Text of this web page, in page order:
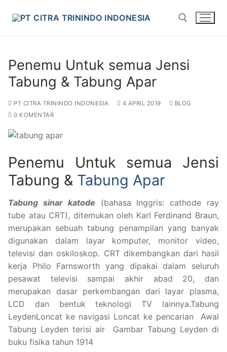
Penemu Untuk semua Jensi
Tabung & Tabung Apar
PT CITRA TRININDO INDONESIA 4 APRIL 2019
BLOG
0 KOMENTAR
Penemu Untuk semua Jensi
Tabung & Tabung Apar
Tabung sinar katode (bahasa Inggris: cathode ray
tube atau CRT), ditemukan oleh Karl Ferdinand Braun,
merupakan sebuah tabung penampilan yang banyak
digunakan dalam layar komputer, monitor video,
televisi dan oskiloskop. CRT dikembangkan dari hasil
kerja Philo Farnsworth yang dipakai dalam seluruh
pesawat televisi sampai akhir abad 20, dan
merupakan dasar perkembangan dari layar plasma,
LCD dan bentuk teknologi TV lainnya.Tabung
LeydenLoncat ke navigasi Loncat ke pencarian Awal
Tabung Leyden terisi air Gambar Tabung Leyden di
buku fisika tahun 1914